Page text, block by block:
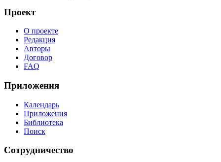
Проект
О проекте
Редакция
Авторы
Договор
FAQ
Приложения
Календарь
Приложения
Библиотека
Поиск
Сотрудничество